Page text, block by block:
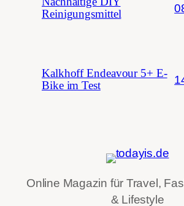
Reinigungsmittel
Kalkhoff Endeavour 5+ E-
Bike im Test
Online Magazin für Travel,
& Lifestyle